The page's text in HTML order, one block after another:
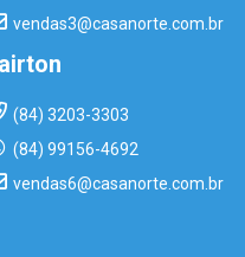
vendas3@casanorte.com.br
(84) 3203-3303
(84) 99156-4692
vendas6@casanorte.com.br